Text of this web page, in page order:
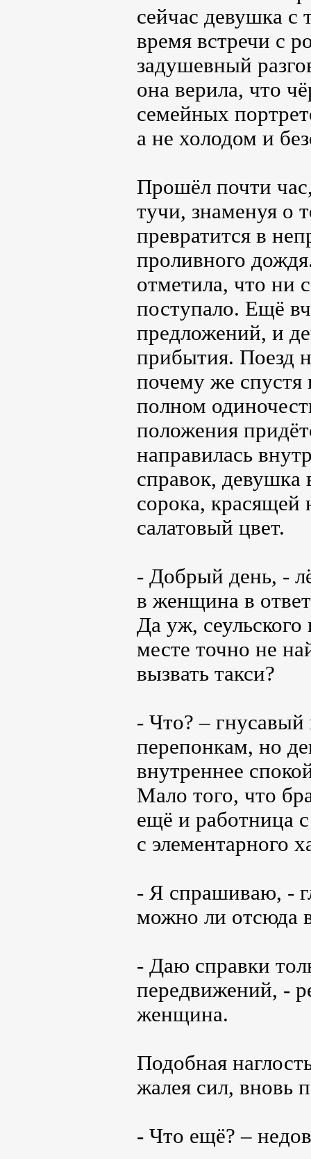
сейчас девушка с
время встречи с
задушевный
она верила, что
семейных
а не холодом и
Прошёл почти
тучи, знаменуя о
превратится в
проливного
отметила, что ни
поступало. Ещё
предложений, и
прибытия. Поезд
почему же спустя
полном
положения
направилась
справок,
сорока, красящей
салатовый цвет.
- Добрый день, -
в женщина в
Да уж,
месте точно не
вызвать такси?
- Что? – гнусавый
перепонкам, но
внутреннее
Мало того, что
ещё и работница
с элементарного
- Я спрашиваю, -
можно ли отсюда
- Даю справки
передвижений, -
женщина.
Подобная
жалея сил, вновь
- Что ещё? –